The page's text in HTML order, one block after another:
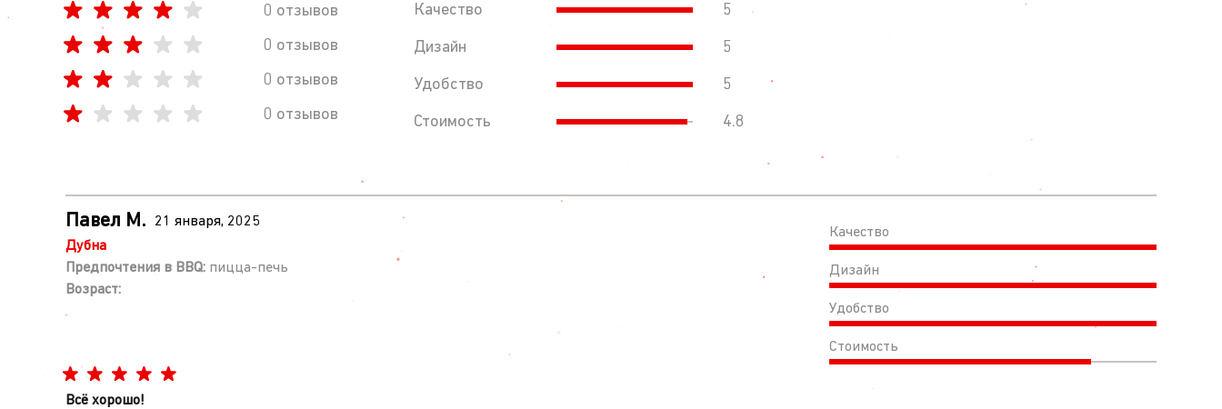
0 отзывов
0 отзывов
0 отзывов
0 отзывов
Качество
5
Дизайн 5
Удобство 5
Стоимость 4.8
Павел М.
21 января, 2025
Дубна
Предпочтения в BBQ: пицца-печь
Возраст:
Качество
Дизайн
Удобство
Стоимость
Всё хорошо!